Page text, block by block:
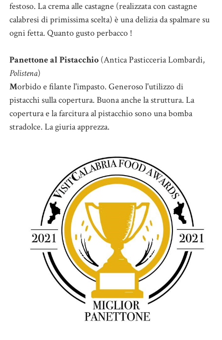
festoso. La crema alle castagne (realizzata con castagne
calabresi di primissima scelta) è una delizia da spalmare su
ogni fetta. Quanto gusto perbacco !
Panettone al Pistacchio(Antica Pasticceria Lombardi,
Polistena)
Morbido e filante l'impasto. Generoso l'utilizzo di
pistacchi sulla copertura. Buona anche la struttura. La
copertura e la farcitura al pistacchio sono una bomba
stradolce. La giuria apprezza.